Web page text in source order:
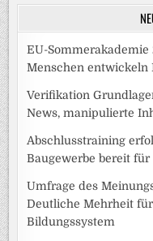
EU-Sommerakademie
Menschen
Verifikation
News, manipulierte
Abschlusstraining
Baugewerbe bereit
Umfrage des
Deutliche Mehrheit
Bildungssystem